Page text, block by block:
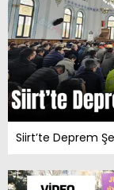
Siirt’te Deprem